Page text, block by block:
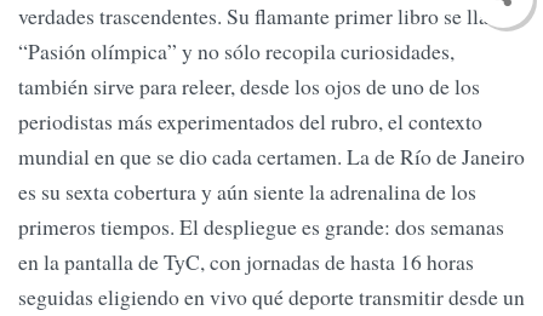
verdades trascendentes. Su flamante primer libro se llama
“Pasión olímpica” y no sólo recopila curiosidades,
también sirve para releer, desde los ojos de uno de los
periodistas más experimentados del rubro, el contexto
mundial en que se dio cada certamen. La de Río de Janeiro
es su sexta cobertura y aún siente la adrenalina de los
primeros tiempos. El despliegue es grande: dos semanas
en la pantalla de TyC, con jornadas de hasta 16 horas
seguidas eligiendo en vivo qué deporte transmitir desde un